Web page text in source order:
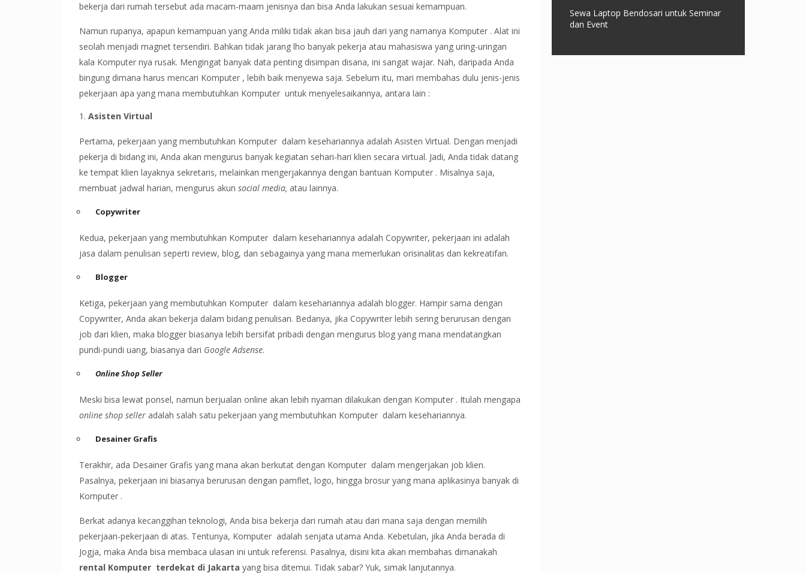
bekerja dari rumah tersebut ada macam-maam jenisnya dan bisa Anda lakukan sesuai kemampuan.
Namun rupanya, apapun kemampuan yang Anda miliki tidak akan bisa jauh dari yang namanya Komputer . Alat ini
seolah menjadi magnet tersendiri. Bahkan tidak jarang lho banyak pekerja atau mahasiswa yang uring-uringan
kala Komputer nya rusak. Mengingat banyak data penting disimpan disana, ini sangat wajar. Nah, daripada Anda
bingung dimana harus mencari Komputer , lebih baik menyewa saja. Sebelum itu, mari membahas dulu jenis-jenis
pekerjaan apa yang mana membutuhkan Komputer untuk menyelesaikannya, antara lain :
Asisten Virtual
Pertama, pekerjaan yang membutuhkan Komputer dalam kesehariannya adalah Asisten Virtual. Dengan menjadi
pekerja di bidang ini, Anda akan mengurus banyak kegiatan sehari-hari klien secara virtual. Jadi, Anda tidak datang
ke tempat klien layaknya sekretaris, melainkan mengerjakannya dengan bantuan Komputer . Misalnya saja,
membuat jadwal harian, mengurus akun social media, atau lainnya.
Copywriter
Kedua, pekerjaan yang membutuhkan Komputer dalam kesehariannya adalah Copywriter, pekerjaan ini adalah
jasa dalam penulisan seperti review, blog, dan sebagainya yang mana memerlukan orisinalitas dan kekreatifan.
Blogger
Ketiga, pekerjaan yang membutuhkan Komputer dalam kesehariannya adalah blogger. Hampir sama dengan
Copywriter, Anda akan bekerja dalam bidang penulisan. Bedanya, jika Copywriter lebih sering berurusan dengan
job dari klien, maka blogger biasanya lebih bersifat pribadi dengan mengurus blog yang mana mendatangkan
pundi-pundi uang, biasanya dari Google Adsense.
Online Shop Seller
Meski bisa lewat ponsel, namun berjualan online akan lebih nyaman dilakukan dengan Komputer . Itulah mengapa
online shop seller adalah salah satu pekerjaan yang membutuhkan Komputer dalam kesehariannya.
Desainer Grafis
Terakhir, ada Desainer Grafis yang mana akan berkutat dengan Komputer dalam mengerjakan job klien.
Pasalnya, pekerjaan ini biasanya berurusan dengan pamflet, logo, hingga brosur yang mana aplikasinya banyak di
Komputer .
Berkat adanya kecanggihan teknologi, Anda bisa bekerja dari rumah atau dari mana saja dengan memilih
pekerjaan-pekerjaan di atas. Tentunya, Komputer adalah senjata utama Anda. Kebetulan, jika Anda berada di
Jogja, maka Anda bisa membaca ulasan ini untuk referensi. Pasalnya, disini kita akan membahas dimanakah
rental Komputer terdekat di Jakarta yang bisa ditemui. Tidak sabar? Yuk, simak lanjutannya.
Sewa Laptop Bendosari untuk Seminar
dan Event